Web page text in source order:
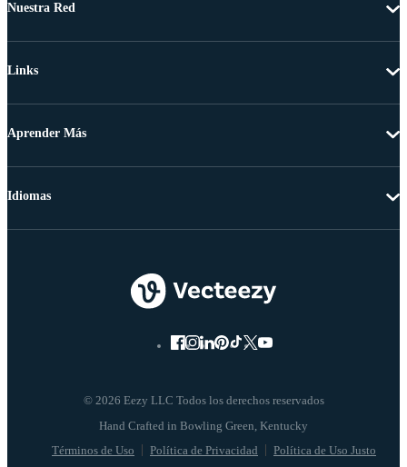
Nuestra Red
Links
Aprender Más
© 2026 Eezy LLC Todos los derechos reservados
Términos de Uso Política de Privacidad Política de Uso Justo
Idiomas